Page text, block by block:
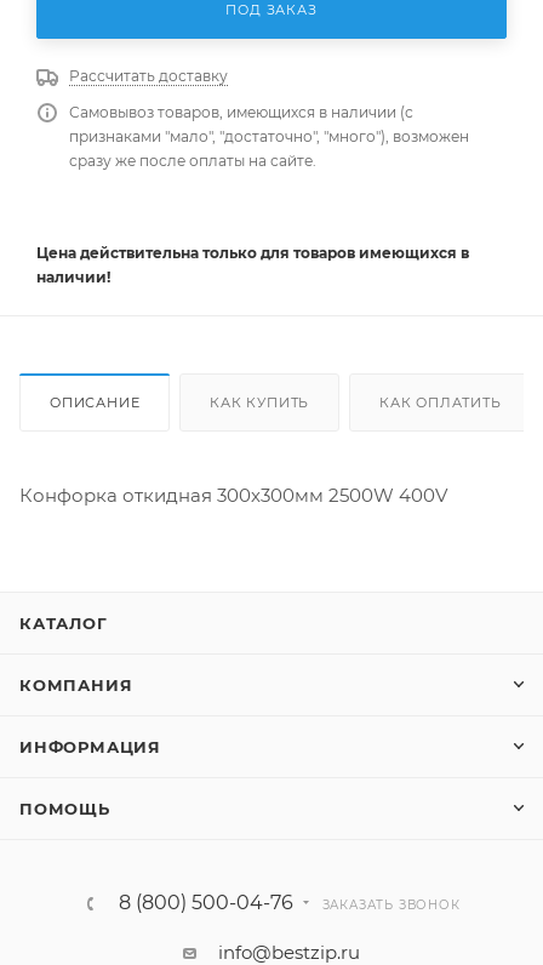
ПОД ЗАКАЗ
Рассчитать доставку
Самовывоз товаров, имеющихся в наличии (с
признаками "мало", "достаточно", "много"), возможен
сразу же после оплаты на сайте.
Цена действительна только для товаров имеющихся в
наличии!
ОПИСАНИЕ КАК КУПИТЬ КАК ОПЛАТИТЬ
Конфорка откидная 300х300мм 2500W 400V
КАТАЛОГ
КОМПАНИЯ
ИНФОРМАЦИЯ
ПОМОЩЬ
8 (800) 500-04-76 ЗАКАЗАТЬ ЗВОНОК
info@bestzip.ru